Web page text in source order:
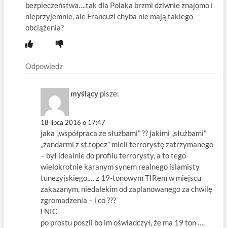
bezpieczeństwa….tak dla Polaka brzmi dziwnie znajomo i
nieprzyjemnie, ale Francuzi chyba nie mają takiego
obciążenia?
Odpowiedz
myślący pisze:
18 lipca 2016 o 17:47
jaka „współpraca ze służbami” ?? jakimi „służbami”
„żandarmi z st.topez” mieli terrorystę zatrzymanego
– był idealnie do profilu terrorysty, a to tego
wielokrotnie karanym synem realnego islamisty
tunezyjskiego,… z 19-tonowym TIRem w miejscu
zakazanym, niedalekim od zaplanowanego za chwilę
zgromadzenia – i co ???
i NIC
po prostu poszli bo im oświadczył, że ma 19 ton ….